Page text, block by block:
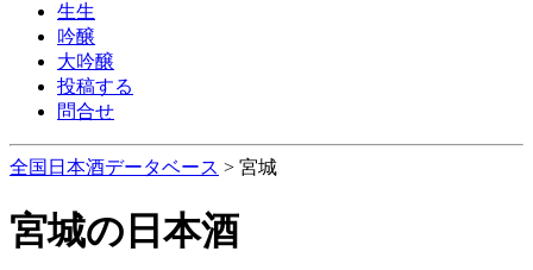
生生
吟醸
大吟醸
投稿する
問合せ
全国日本酒データベース > 宮城
宮城の日本酒